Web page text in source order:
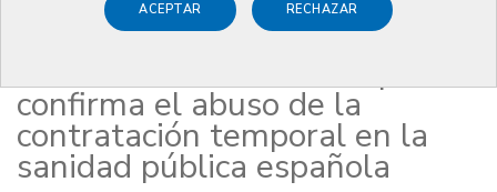
ACEPTAR RECHAZAR
16 SEPTIEMBRE DE 2016
Una sentencia del Tribunal de
Justicia de la Unión Europea
confirma el abuso de la
contratación temporal en la
sanidad pública española